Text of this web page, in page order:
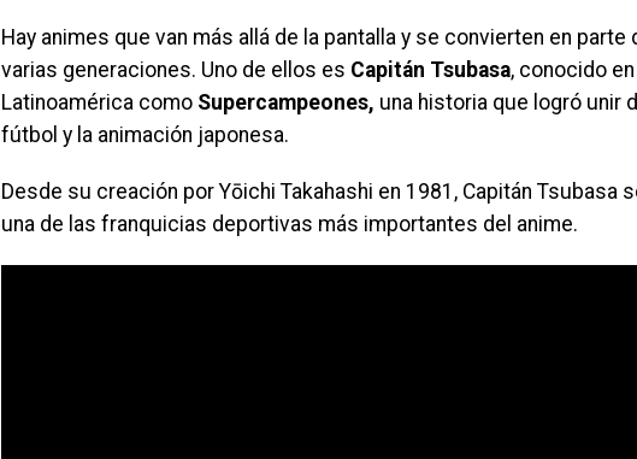
Hay animes que van más allá de la pantalla y se convierten en parte
varias generaciones. Uno de ellos es Capitán Tsubasa, conocido
Latinoamérica como Supercampeones, una historia que logró unir
fútbol y la animación japonesa.
Desde su creación por Yōichi Takahashi en 1981, Capitán Tsubasa
una de las franquicias deportivas más importantes del anime.